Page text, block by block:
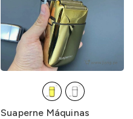
Suaperne Máquinas